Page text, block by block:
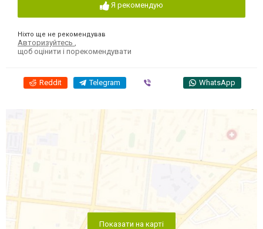
Я рекомендую
Ніхто ще не рекомендував
Авторизуйтесь
щоб оцінити і порекомендувати
Reddit Telegram WhatsApp
Показати на карті